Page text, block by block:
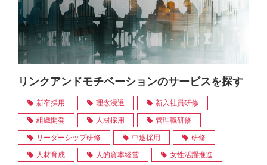
リンクアンドモチベーションのサービスを探す
新卒採用 理念浸透 新入社員研修
組織開発 人材採用 管理職研修
リーダーシップ研修 中途採用 研修
人材育成 人的資本経営 女性活躍推進